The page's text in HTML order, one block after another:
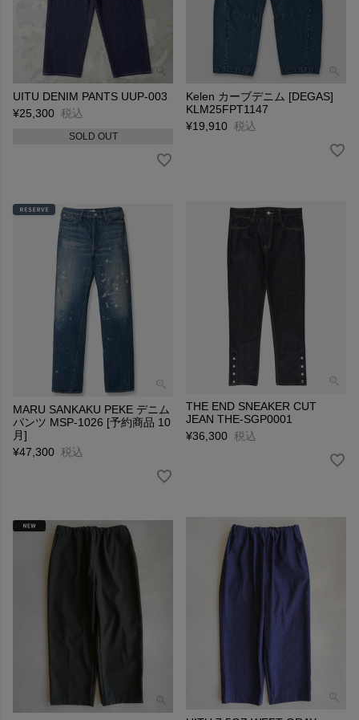
UITU DENIM PANTS UUP-003
¥25,300 税込
SOLD OUT
Kelen カーブデニム [DEGAS]
KLM25FPT1147
¥19,910 税込
MARU SANKAKU PEKE デニム
パンツ MSP-1026 [予約商品 10
月]
¥47,300 税込
THE END SNEAKER CUT
JEAN THE-SGP0001
¥36,300 税込